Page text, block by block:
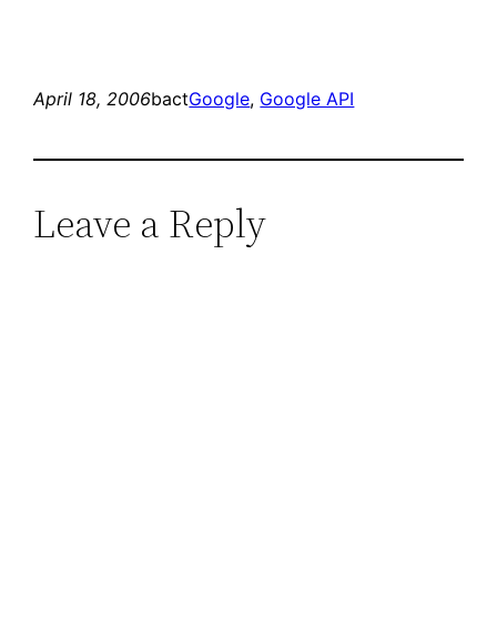
April 18, 2006bactGoogle, Google API
Leave a Reply